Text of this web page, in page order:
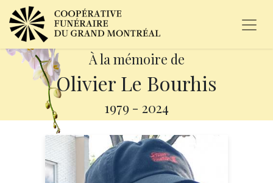
À la mémoire de
Olivier Le Bourhis
1979 - 2024